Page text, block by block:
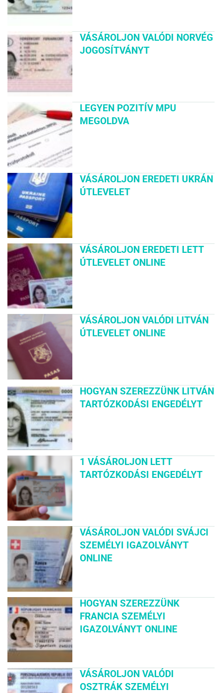
VÁSÁROLJON VALÓDI NORVÉG
JOGOSÍTVÁNYT
LEGYEN POZITÍV MPU
MEGOLDVA
VÁSÁROLJON EREDETI UKRÁN
ÚTLEVELET
VÁSÁROLJON EREDETI LETT
ÚTLEVELET ONLINE
VÁSÁROLJON VALÓDI LITVÁN
ÚTLEVELET ONLINE
HOGYAN SZEREZZÜNK LITVÁN
TARTÓZKODÁSI ENGEDÉLYT
1 VÁSÁROLJON LETT
TARTÓZKODÁSI ENGEDÉLYT
VÁSÁROLJON VALÓDI SVÁJCI
SZEMÉLYI IGAZOLVÁNYT
ONLINE
HOGYAN SZEREZZÜNK
FRANCIA SZEMÉLYI
IGAZOLVÁNYT ONLINE
VÁSÁROLJON VALÓDI
OSZTRÁK SZEMÉLYI